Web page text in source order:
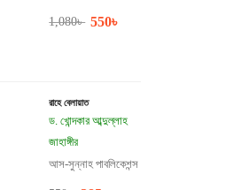
1,080৳ 550৳
রাহে বেলায়াত
ড. খোন্দকার আব্দুল্লাহ
জাহাঙ্গীর
আস-সুন্নাহ পাবলিকেশন্স